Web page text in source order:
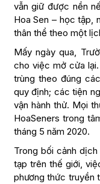
vẫn giữ được nền
Hoa Sen – học tập,
thân thể theo một
Mấy ngày qua,
cho việc mở cửa
trùng theo đúng
quy định; các tiện
vận hành thử. Mọi
HoaSeners trong
tháng 5 năm 2020.
Trong bối cảnh
tạp trên thế giới,
phương thức truyền